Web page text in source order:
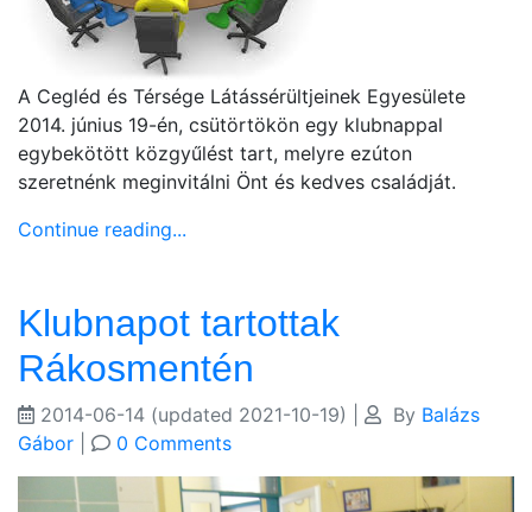
A Cegléd és Térsége Látássérültjeinek Egyesülete
2014. június 19-én, csütörtökön egy klubnappal
egybekötött közgyűlést tart, melyre ezúton
szeretnénk meginvitálni Önt és kedves családját.
Continue reading...
Klubnapot tartottak
Rákosmentén
2014-06-14 (updated 2021-10-19) By Balázs
Gábor
0 Comments